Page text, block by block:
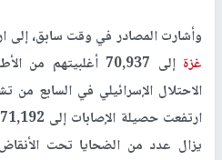
وأشارت المصادر في وقت سابق، إلى
غزة
إلى 70,937
يزال عدد من الضحايا تحت